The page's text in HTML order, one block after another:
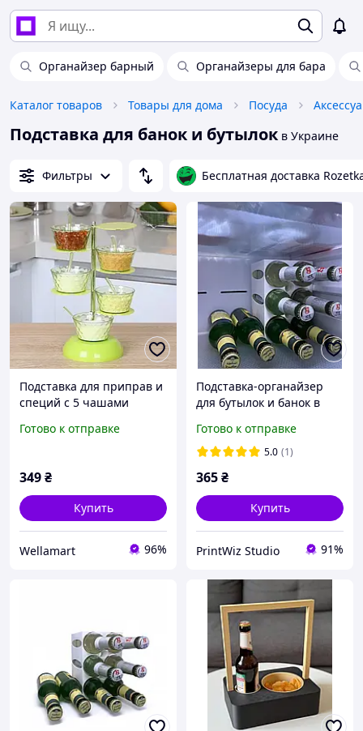
Органайзер барный Органайзеры для бара
Каталог товаров Товары для дома Посуда
Подставка для банок и бутылок в Украине
Фильтры Бесплатная доставка
Подставка для приправ и
специй с 5 чашами
(Арт. 7182-0001)
Готово к отправке
349₴
Купить
Wellamart 96%
Подставка-органайзер
для бутылок и банок в
Aivory
Готово к отправке
5.0 (1)
365₴
Купить
PrintWiz Studio 91%